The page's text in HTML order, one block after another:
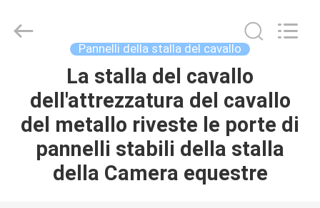
PRODOTTI
CIRCA
metal
products
Pannelli della stalla del cavallo
La stalla del cavallo
dell'attrezzatura del cavallo
del metallo riveste le porte di
pannelli stabili della stalla
della Camera equestre